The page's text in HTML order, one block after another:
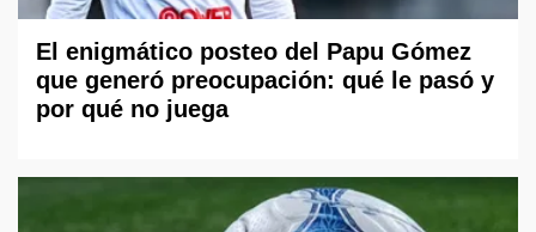
El enigmático posteo del Papu Gómez
que generó preocupación: qué le pasó y
por qué no juega